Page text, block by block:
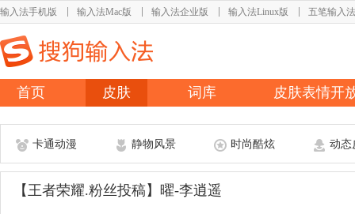
输入法手机版 输入法Mac版 输入法企业版 输入法Linux版 五笔输入法
首页 皮肤 词库 皮肤表情开
卡通动漫 静物风景 时尚酷炫 动态
【王者荣耀.粉丝投稿】曜-李逍遥